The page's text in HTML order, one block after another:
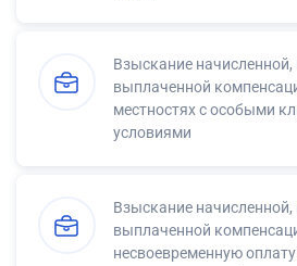
Взыскание начисленной,
выплаченной
местностях с особыми
условиями
Взыскание начисленной,
выплаченной
несвоевременную